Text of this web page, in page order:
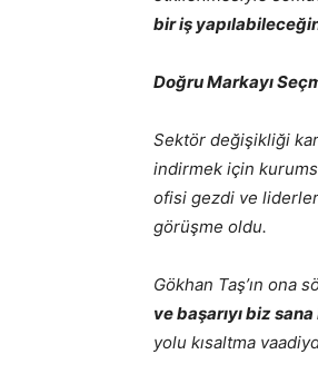
bir iş
Doğru Markayı
Sektör değişikliği
indirmek için
ofisi gezdi ve
görüşme oldu.
Gökhan Taş’ın ona
ve başarıyı biz
yolu kısaltma